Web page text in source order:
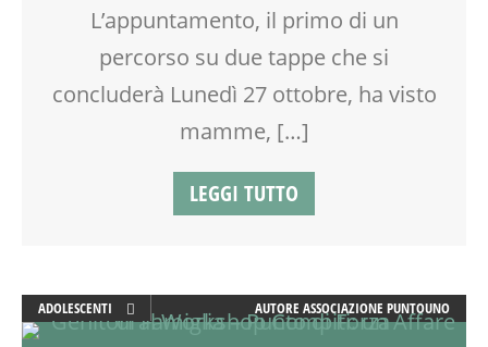
TEMPO LIBERO
VIA FARUFFINI
L’appuntamento, il primo di un
percorso su due tappe che si
concluderà Lunedì 27 ottobre, ha visto
mamme, […]
LEGGI TUTTO
ADOLESCENTI
ADULTI
AUTORE ASSOCIAZIONE PUNTOUNO